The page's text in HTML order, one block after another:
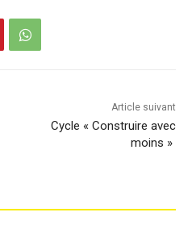
Article suivant
Cycle « Construire avec
moins »